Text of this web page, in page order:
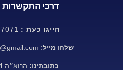
דרכי התקשרות
חייגו כעת :
שלחו מייל:
כתובתינו: הרוא״ה 14 רמת גן